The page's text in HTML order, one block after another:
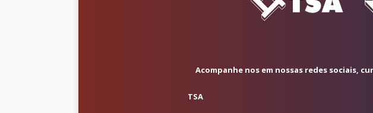
Acompanhe nos em nossas redes sociais,
TSA